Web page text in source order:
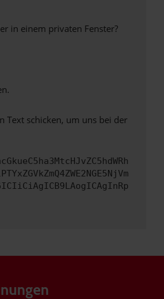
in einem privaten Fenster?
Text schicken, um uns bei der